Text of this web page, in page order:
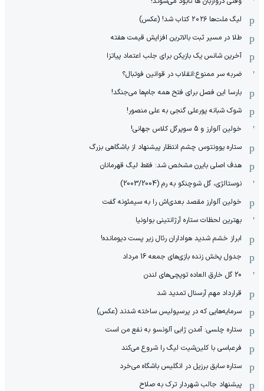
لیگ ملت‌ها ٢٠٢۶ کتاب شد! (عکس)
طلا در مسیر ثبت بالاترین افزایش قیمت هفته
آخرین شانس یک بازیکن برای جلب اعتماد پیاتزا
ضربه سر ممنوع؛انقلاب در قوانین فوتبال؟
بارسا این فصل برای فتح همه جام‌ها می‌جنگد!
شوک شبانه پورعلی گنجی به علی منصور!
خولین آلوارز و 5 سوپرگل کلاس جهانی!
ستاره یوونتوس چشم انتظار پیشنهاد از باشگاهی بزرگ
هدف اصلی بایرن مشخص شد: فقط لیگ قهرمانان
نوستالژی، گل شوچنکو به رم (2003/2004)
خولین آلوارز مقصد بعدی‌اش را به سیمئونه گفت
بهترین لحظات ستاره آرژانتینی بولونیا
ابراز خشم شدید هواداران رئال زیر پست دیومانده!
جدول پخش زنده بازی‌های جمعه 16 مرداد
20 گل خارق العاده توپچی‌های لندن
قرارداد مهم آرسنال تمدید شد
سرمایه‌هایی که در پرسپولیس ساخته شدند (عکس)
ستاره چلسی: آمدن ژابی آلونسو به نفع من است
فرعباسی با کلین‌شیت لیگ را شروع می‌کند
ستاره سابق برزیل در انگلیس باشگاه می‌خرد
پیشنهاد جالب شهردار ترک به صلاح